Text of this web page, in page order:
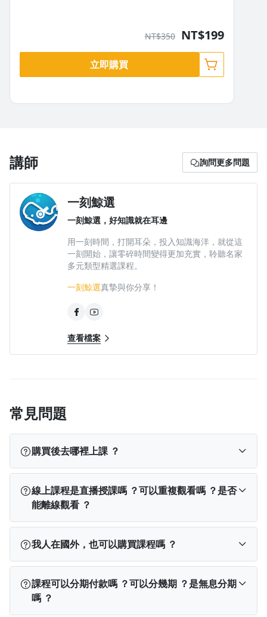
期望擁有更良好的睡眠品質的你
對於睡眠流言難以辨證真偽的你
獲得什麼
失眠常見原因到如何著手改善。
實際體驗睡前的放鬆訓練引導。
最正確的睡眠知識一次說明白。
吳家碩
積極且熱情地持續向大眾推廣臨床心理服務和睡眠行為醫學，至
今累積超過400場睡眠與心理學相關講座，亦經營臉書粉專及網
路平台，如：「好夢心理治療所」、「台灣心理健康發展協會」
以及「睡眠管理職人」等，希望有更多的機會讓民眾在最具科學
實徵的基礎下得到最正確的資訊，更期許民眾在臨床心理和睡眠
醫學大眾教育推廣下，可以擁有更好的睡眠與生活。
蔡宇哲
研究並學習睡眠領域超過20年，深感睡眠對人行為影響的巨
大，但又不被重視；因此近幾年積極推廣睡眠相關的講座、課程
與工作坊，每年都進行上百場的課程講授。亦經營臉書粉專《哇
賽！心理學》，希望大眾可以由科學的角度來瞭解人類的行為與
NT$350 NT$199
立即購買
講師 詢問更多問題
一刻鯨選
一刻鯨選，好知識就在耳邊
用一刻時間，打開耳朵，投入知識海洋，就從這
一刻開始，讓零碎時間變得更加充實，聆聽名家
多元類型精選課程。
一刻鯨選真摯與你分享！
查看檔案
常見問題
購買後去哪裡上課 ？
訂閱完成後，您可以依使用裝置從以下位置找到課
程：
PPA App：登入 App → 點選下方「我的學習」→
查看「已開通」課程。
電腦版網站 ：登入 PPA → 點選右上角「
習」→ 查看「已開通」課程。
手機版網站：點左上角「≡」登入 → 再次點「≡」
→ 點選「我的學習」→ 查看「已開通」課程。
線上課程是直播授課嗎 ？可以重複觀看嗎 ？是否
能離線觀看 ？
線上課程不是直播，所有內容（包含影片教學或文
字教學）將會完整上架在平台上。
購買後無論在電腦或手機 App 上，除有特別說明觀
看期間外，單課課程都能在平台續存期間 ，不限次
數觀看。
我人在國外，也可以購買課程嗎 ？
可以，海外學員可使用 Visa、MasterCard、JCB 等信
用卡或金融卡購買課程（提醒：聯卡無法於海外使
用）。 不過目前海外無法下載 PressPlay Academy
課程可以分期付款嗎 ？可以分幾期 ？是無息分期
嗎 ？